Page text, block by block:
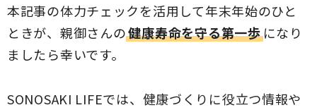
本記事の体力チェックを活用して年末年始のひと
ときが、親御さんの健康寿命を守る第一歩になり
ましたら幸いです。
SONOSAKI LIFEでは、健康づくりに役立つ情報や